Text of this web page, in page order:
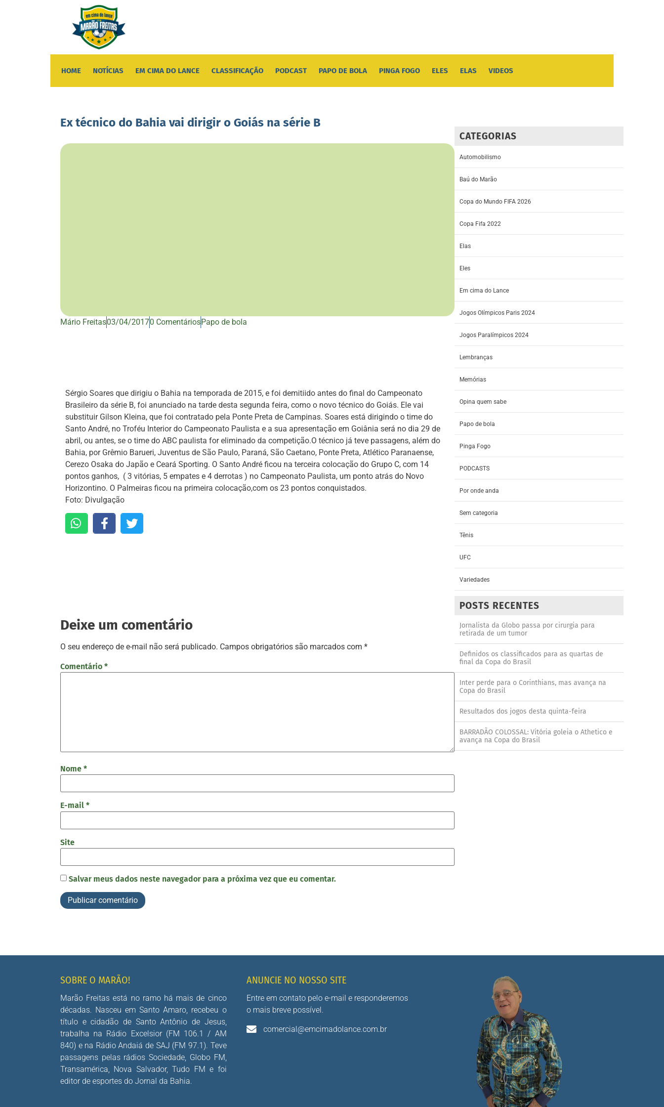
HOME NOTÍCIAS EM CIMA DO LANCE CLASSIFICAÇÃO PODCAST PAPO DE BOLA PINGA FOGO ELES ELAS VIDEOS
Ex técnico do Bahia vai dirigir o Goiás na série B
Mário Freitas03/04/20170 ComentáriosPapo de bola
Sérgio Soares que dirigiu o Bahia na temporada de 2015, e foi demitiido antes do final do Campeonato
Brasileiro da série B, foi anunciado na tarde desta segunda feira, como o novo técnico do Goiás. Ele vai
substituir Gilson Kleina, que foi contratado pela Ponte Preta de Campinas. Soares está dirigindo o time do
Santo André, no Troféu Interior do Campeonato Paulista e a sua apresentação em Goiânia será no dia 29 de
abril, ou antes, se o time do ABC paulista for eliminado da competição.O técnico já teve passagens, além do
Bahia, por Grêmio Barueri, Juventus de São Paulo, Paraná, São Caetano, Ponte Preta, Atlético Paranaense,
Cerezo Osaka do Japão e Ceará Sporting. O Santo André ficou na terceira colocação do Grupo C, com 14
pontos ganhos, ( 3 vitórias, 5 empates e 4 derrotas ) no Campeonato Paulista, um ponto atrás do Novo
Horizontino. O Palmeiras ficou na primeira colocação,com os 23 pontos conquistados.
Foto: Divulgação
Deixe um comentário
O seu endereço de e-mail não será publicado. Campos obrigatórios são marcados com *
Comentário *
Nome *
E-mail *
Site
Salvar meus dados neste navegador para a próxima vez que eu comentar.
CATEGORIAS
Automobilismo
Baú do Marão
Copa do Mundo FIFA 2026
Copa Fifa 2022
Elas
Eles
Em cima do Lance
Jogos Olímpicos Paris 2024
Jogos Paralímpicos 2024
Lembranças
Memórias
Opina quem sabe
Papo de bola
Pinga Fogo
PODCASTS
Por onde anda
Sem categoria
Tênis
UFC
Variedades
POSTS RECENTES
Jornalista da Globo passa por cirurgia para
retirada de um tumor
Definidos os classificados para as quartas de
final da Copa do Brasil
Inter perde para o Corinthians, mas avança na
Copa do Brasil
Resultados dos jogos desta quinta-feira
BARRADÃO COLOSSAL: Vitória goleia o Athetico e
avança na Copa do Brasil
SOBRE O MARÃO!
Marão Freitas está no ramo há mais de cinco
décadas. Nasceu em Santo Amaro, recebeu o
título e cidadão de Santo Antônio de Jesus,
trabalha na Rádio Excelsior (FM 106.1 / AM
840) e na Rádio Andaiá de SAJ (FM 97.1). Teve
passagens pelas rádios Sociedade, Globo FM,
Transamérica, Nova Salvador, Tudo FM e foi
editor de esportes do Jornal da Bahia.
ANUNCIE NO NOSSO SITE
Entre em contato pelo e-mail e responderemos
o mais breve possível.
comercial@emcimadolance.com.br